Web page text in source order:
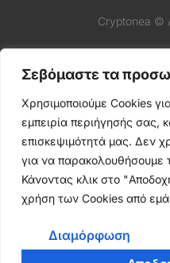
Σεβόμαστε τα
Χρησιμοποιούμε Cookies
εμπειρία περιήγησής σας,
επισκεψιμότητά μας. Δεν
για να παρακολουθήσουμε
Κάνοντας κλικ στο
χρήση των Cookies από
Διαμόρφωση
Cryptonea ©